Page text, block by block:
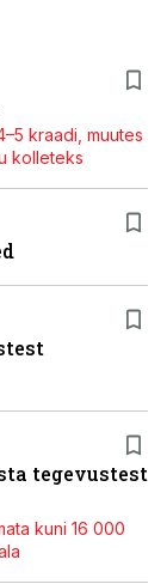
kraadi, muutes
kolleteks
tegevustest
kuni 16 000